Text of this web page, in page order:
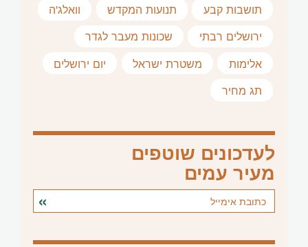
תושבות קבע
תנועות המקדש
וואלג'ה
ירושלים רבתי
שכונות מעבר לגדר
אלימות
משטרת ישראל
יום ירושלים
תג מחיר
לעדכונים שוטפים
מעיר עמים